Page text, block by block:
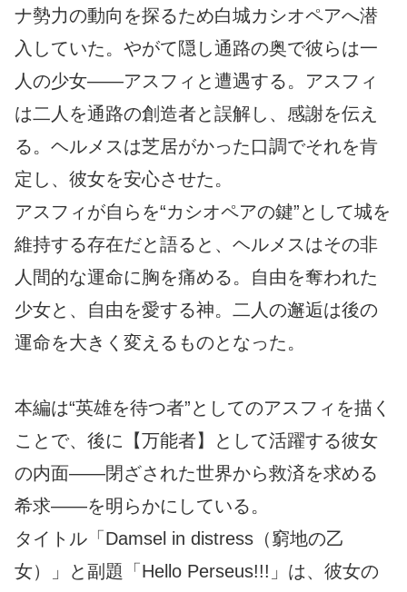
ナ勢力の動向を探るため白城カシオペアへ潜
入していた。やがて隠し通路の奥で彼らは一
人の少女――アスフィと遭遇する。アスフィ
は二人を通路の創造者と誤解し、感謝を伝え
る。ヘルメスは芝居がかった口調でそれを肯
定し、彼女を安心させた。
アスフィが自らを“カシオペアの鍵”として城を
維持する存在だと語ると、ヘルメスはその非
人間的な運命に胸を痛める。自由を奪われた
少女と、自由を愛する神。二人の邂逅は後の
運命を大きく変えるものとなった。
本編は“英雄を待つ者”としてのアスフィを描く
ことで、後に【万能者】として活躍する彼女
の内面――閉ざされた世界から救済を求める
希求――を明らかにしている。
タイトル「Damsel in distress（窮地の乙
女）」と副題「Hello Perseus!!!」は、彼女の